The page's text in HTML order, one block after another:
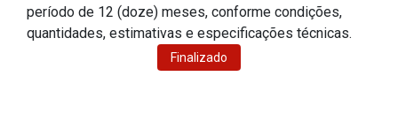
período de 12 (doze) meses, conforme condições,
quantidades, estimativas e especificações técnicas.
Finalizado